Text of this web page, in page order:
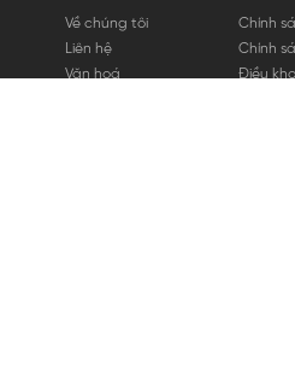
Về chúng tôi
Liên hệ
Văn hoá
Chính
Chính
Điều